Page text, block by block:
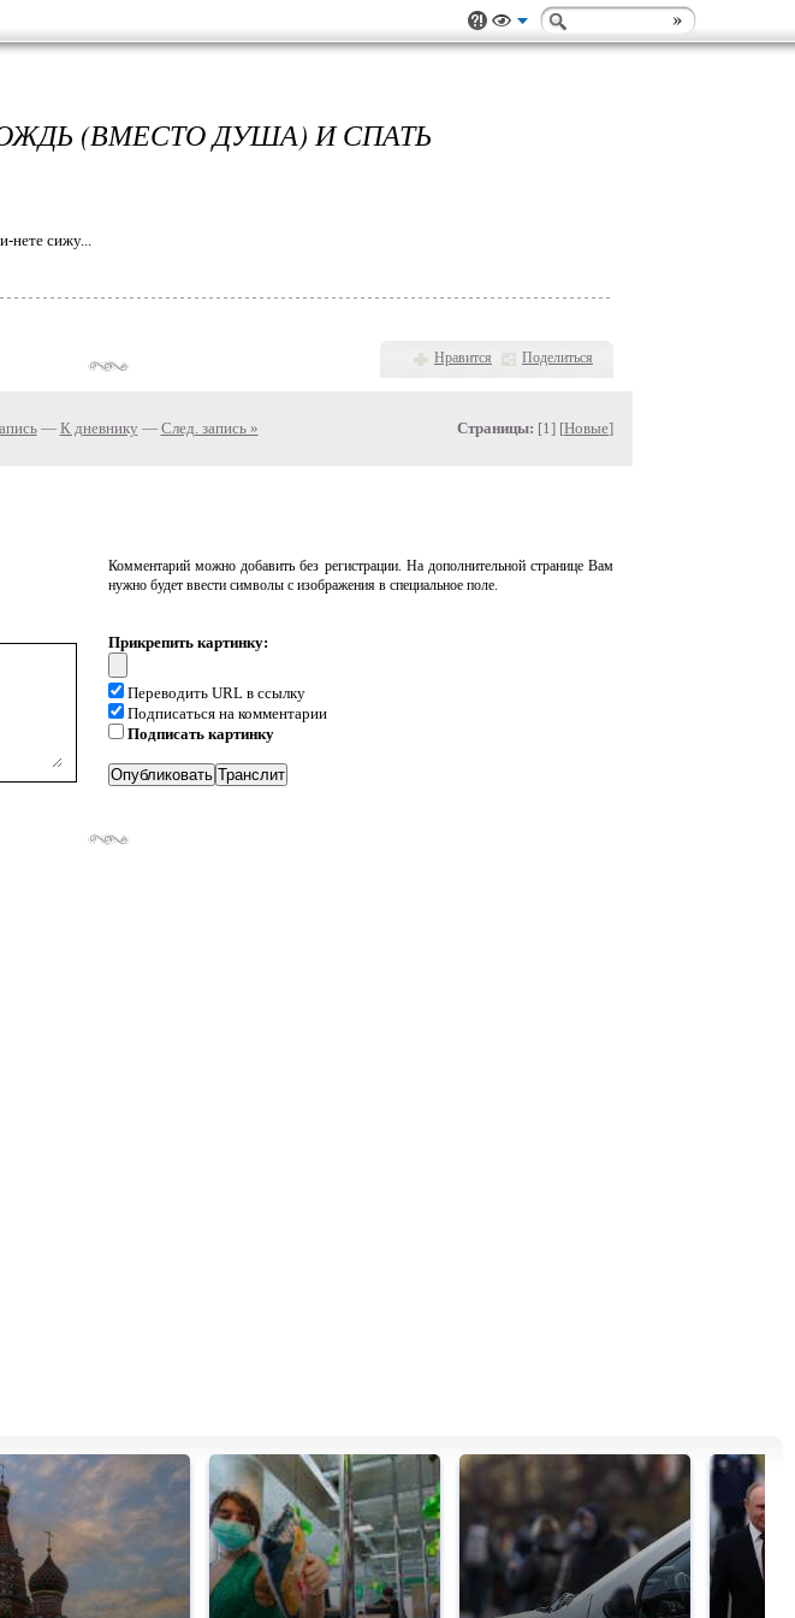
(ВМЕСТО ДУША) И СПАТЬ
нете сижу...
Нравится Поделиться
— К дневнику — След. запись » Страницы: [1] [Новые]
Комментарий можно добавить без регистрации. На дополнительной странице Вам
нужно будет ввести символы с изображения в специальное поле.
Прикрепить картинку:
Переводить URL в ссылку
Подписаться на комментарии
Подписать картинку